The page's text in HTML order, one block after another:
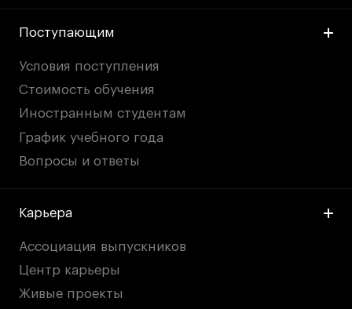
Поступающим
Условия поступления
Стоимость обучения
Иностранным студентам
График учебного года
Вопросы и ответы
Карьера
Ассоциация выпускников
Центр карьеры
Живые проекты